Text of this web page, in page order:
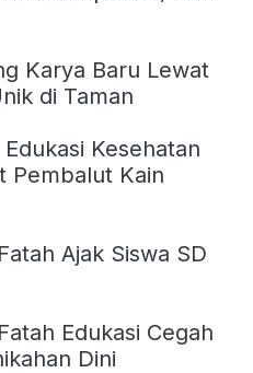
Karya Baru Lewat
di Taman
Kesehatan
Pembalut Kain
Ajak Siswa SD
Edukasi Cegah
Dini